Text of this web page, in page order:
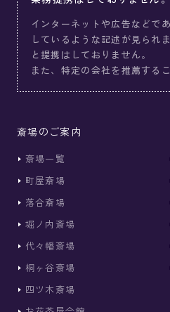
インターネットや広告などで
しているような記述が見られ
と提携はしておりません。
また、特定の会社を推薦する
斎場のご案内
斎場一覧
町屋斎場
落合斎場
堀ノ内斎場
代々幡斎場
桐ヶ谷斎場
四ツ木斎場